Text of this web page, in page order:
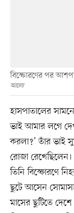
বিস্ফোরণের পর
আলো
হাসপাতালের
ভাই আমার লগে
করলা?’ তাঁর ভাই
রোজা
তিনি বিস্ফোরণে
ছুটে আসেন সোমাসহ
মাসের ছুটিতে